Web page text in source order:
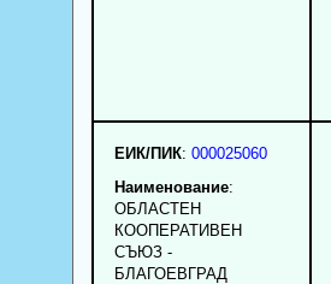
ЕИК/ПИК: 000025060
Наименование:
ОБЛАСТЕН
КООПЕРАТИВЕН
СЪЮЗ -
БЛАГОЕВГРАД